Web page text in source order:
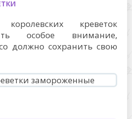
королевских креветок
особое внимание,
должно сохранить свою